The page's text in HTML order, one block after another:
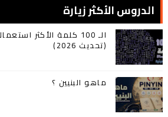
الدروس الأكثر زيارة
الـ 100 كلمة الأكثر
(تحديث 2026)
ماهو البنيين ؟